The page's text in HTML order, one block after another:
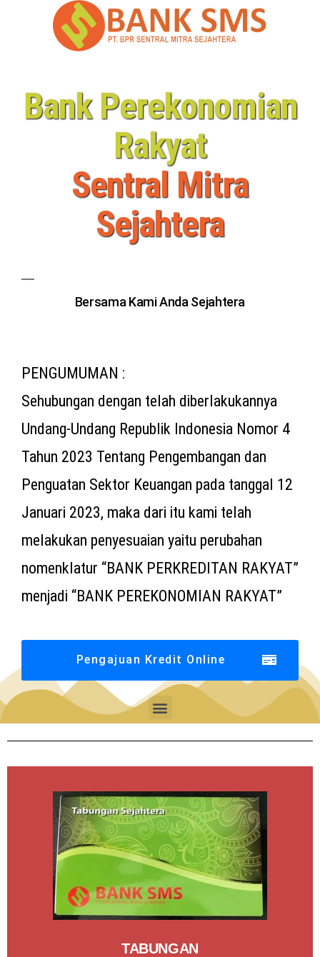
Bank Perekonomian
Rakyat
Sentral Mitra
Sejahtera
Bersama Kami Anda Sejahtera
PENGUMUMAN :
Sehubungan dengan telah diberlakukannya
Undang-Undang Republik Indonesia Nomor 4
Tahun 2023 Tentang Pengembangan dan
Penguatan Sektor Keuangan pada tanggal 12
Januari 2023, maka dari itu kami telah
melakukan penyesuaian yaitu perubahan
nomenklatur “BANK PERKREDITAN RAKYAT”
menjadi “BANK PEREKONOMIAN RAKYAT”
Pengajuan Kredit Online
TABUNGAN